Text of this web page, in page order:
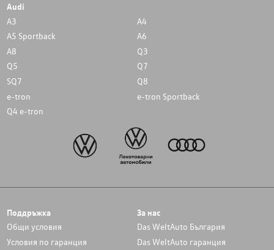
Audi
A3
A4
A5 Sportback
A6
A8
Q3
Q5
Q7
SQ7
Q8
e-tron
e-tron Sportback
Q4 e-tron
Поддръжка
Общи условия
Условия по гаранция
За нас
Das WeltAuto България
Das WeltAuto гаранция